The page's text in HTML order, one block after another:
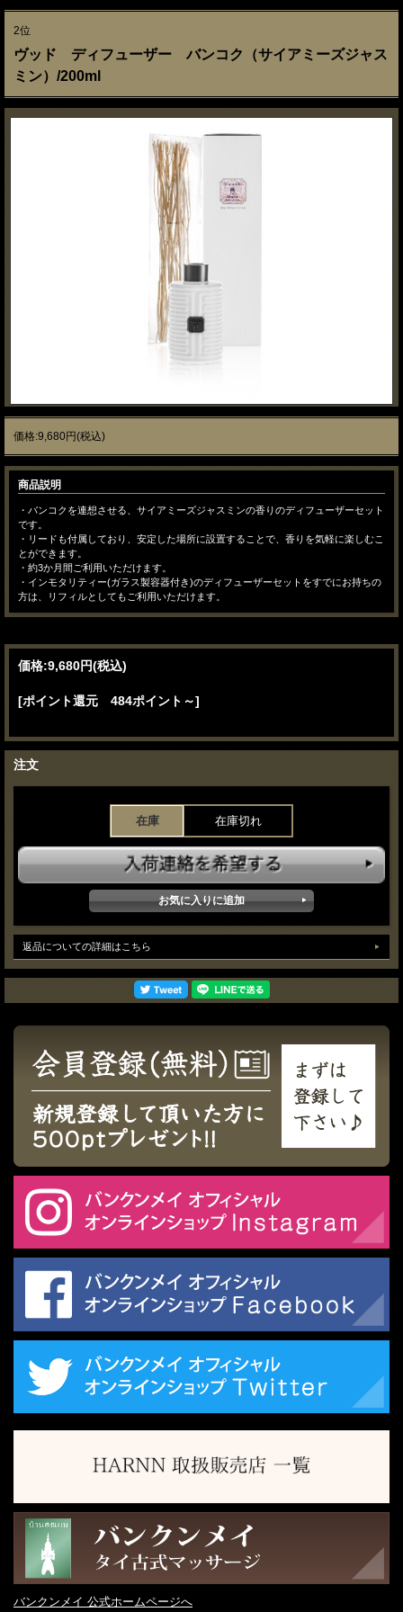
2位
ヴッド ディフューザー バンコク（サイアミーズジャス
ミン）/200ml
価格:9,680円(税込)
商品説明
・バンコクを連想させる、サイアミーズジャスミンの香りのディフューザーセット
です。
・リードも付属しており、安定した場所に設置することで、香りを気軽に楽しむこ
とができます。
・約3か月間ご利用いただけます。
・インモタリティー(ガラス製容器付き)のディフューザーセットをすでにお持ちの
方は、リフィルとしてもご利用いただけます。
価格:9,680円(税込)
[ポイント還元 484ポイント～]
注文
在庫 在庫切れ
返品についての詳細はこちら
バンクンメイ 公式ホームページへ